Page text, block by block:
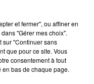
et fermer", ou affiner en
"Gérer mes choix".
sur "Continuer sans
que pour ce site. Vous
consentement à tout
bas de chaque page.